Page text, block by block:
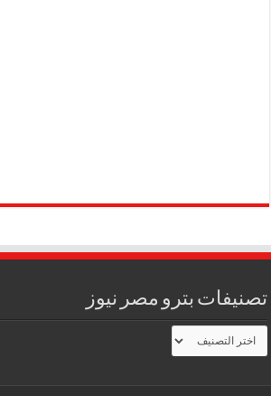
تصنيفات بترو مصر نيوز
تصنيفات
بترو
مصر